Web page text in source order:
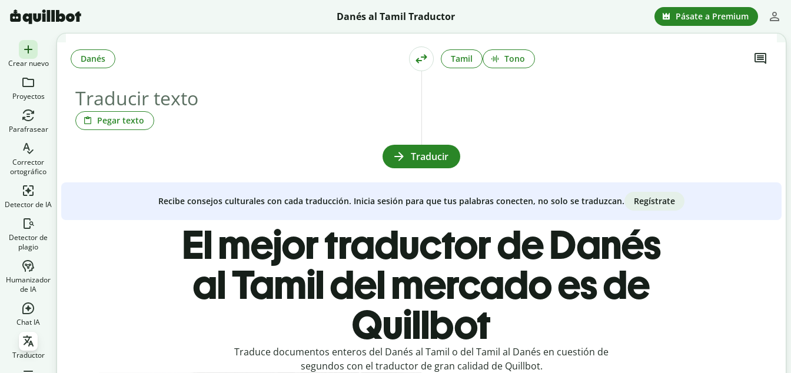
Danés al Tamil Traductor Pásate a Premium
Crear nuevo
Proyectos
Parafrasear
Corrector
ortográfico
Detector de IA
Detector de
plagio
Humanizador
de IA
Chat IA
Traductor
Pegar texto
Danés Tamil Tono
Traducir
Recibe consejos culturales con cada traducción. Inicia sesión para que tus palabras conecten, no solo se traduzcan. Regístrate
El mejor traductor de Danés
al Tamil del mercado es de
Quillbot
Traduce documentos enteros del Danés al Tamil o del Tamil al Danés en cuestión de
segundos con el traductor de gran calidad de Quillbot.